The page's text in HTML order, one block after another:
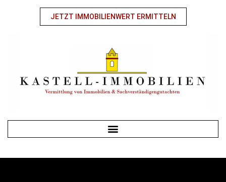
JETZT IMMOBILIENWERT ERMITTELN